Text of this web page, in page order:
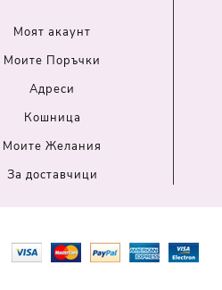
Моят акаунт
Моите Поръчки
Адреси
Кошница
Моите Желания
За доставчици